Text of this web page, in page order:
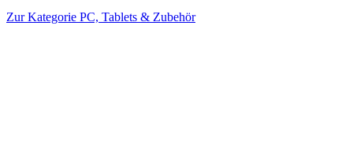
Zur Kategorie PC, Tablets & Zubehör